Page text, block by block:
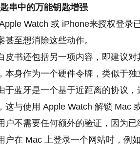
串中的万能钥匙增强
Watch 或 iPhone来授权登录
甚至想消除这些动作。
皮书还包括另一项内容，即建议
本身作为一个硬件令牌，类似于独
于蓝牙是一个基于近距离的协议
这与使用 Apple Watch 解锁 Mac
户不需要任何额外的验证，因为已
户在 Mac 上登录一个网站时，例